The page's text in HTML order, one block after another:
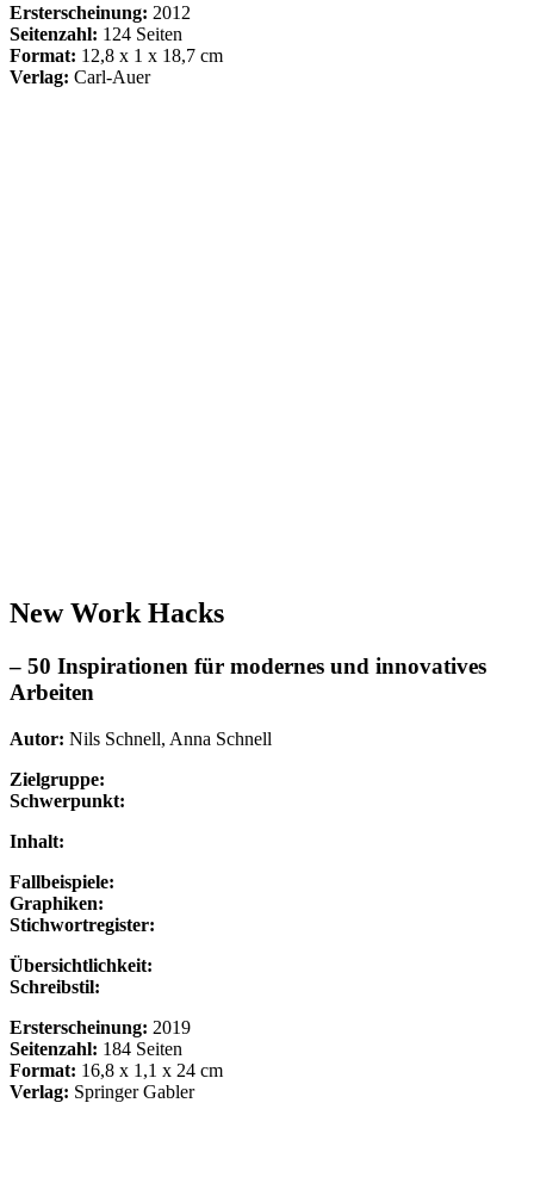
Ersterscheinung: 2012
Seitenzahl: 124 Seiten
Format: 12,8 x 1 x 18,7 cm
Verlag: Carl-Auer
New Work Hacks
– 50 Inspirationen für modernes und innovatives
Arbeiten
Autor: Nils Schnell, Anna Schnell
Zielgruppe:
Schwerpunkt:
Inhalt:
Fallbeispiele:
Graphiken:
Stichwortregister:
Übersichtlichkeit:
Schreibstil:
Ersterscheinung: 2019
Seitenzahl: 184 Seiten
Format: 16,8 x 1,1 x 24 cm
Verlag: Springer Gabler